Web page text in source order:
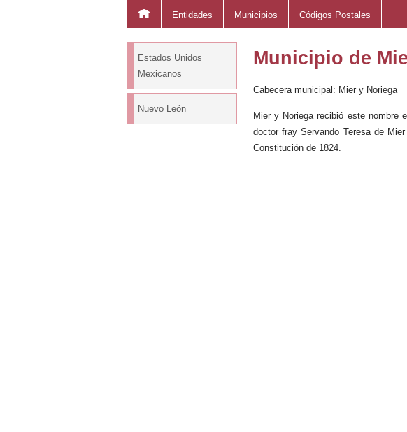
Entidades Municipios Códigos Postales
Estados Unidos
Mexicanos
Nuevo León
Municipio de
Cabecera municipal: Mier y Noriega
Mier y Noriega recibió este nombre
doctor fray Servando Teresa de
Constitución de 1824.